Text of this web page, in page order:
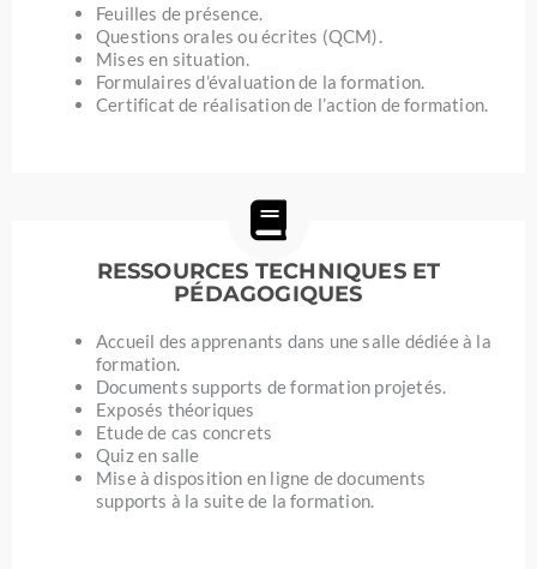
Feuilles de présence.
Questions orales ou écrites (QCM).
Mises en situation.
Formulaires d’évaluation de la formation.
Certificat de réalisation de l’action de formation.
RESSOURCES TECHNIQUES ET
PÉDAGOGIQUES
Accueil des apprenants dans une salle dédiée à la
formation.
Documents supports de formation projetés.
Exposés théoriques
Etude de cas concrets
Quiz en salle
Mise à disposition en ligne de documents
supports à la suite de la formation.